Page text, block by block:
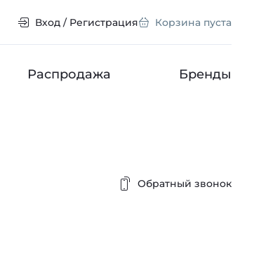
Вход / Регистрация Корзина пуста
Распродажа Бренды
Обратный звонок